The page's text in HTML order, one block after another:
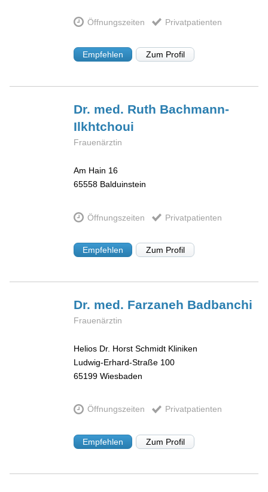
Öffnungszeiten Privatpatienten
Empfehlen Zum Profil
Dr. med. Ruth Bachmann-
Ilkhtchoui
Frauenärztin
Am Hain 16
65558 Balduinstein
Öffnungszeiten Privatpatienten
Empfehlen Zum Profil
Dr. med. Farzaneh Badbanchi
Frauenärztin
Helios Dr. Horst Schmidt Kliniken
Ludwig-Erhard-Straße 100
65199 Wiesbaden
Öffnungszeiten Privatpatienten
Empfehlen Zum Profil